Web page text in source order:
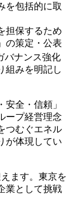
を包括的に取
担保するため
の策定・公表
バナンス強化
組みを明記し
全・信頼」
ープ経営理念
つむぐエネル
が体現してい
ます。東京を
業として挑戦